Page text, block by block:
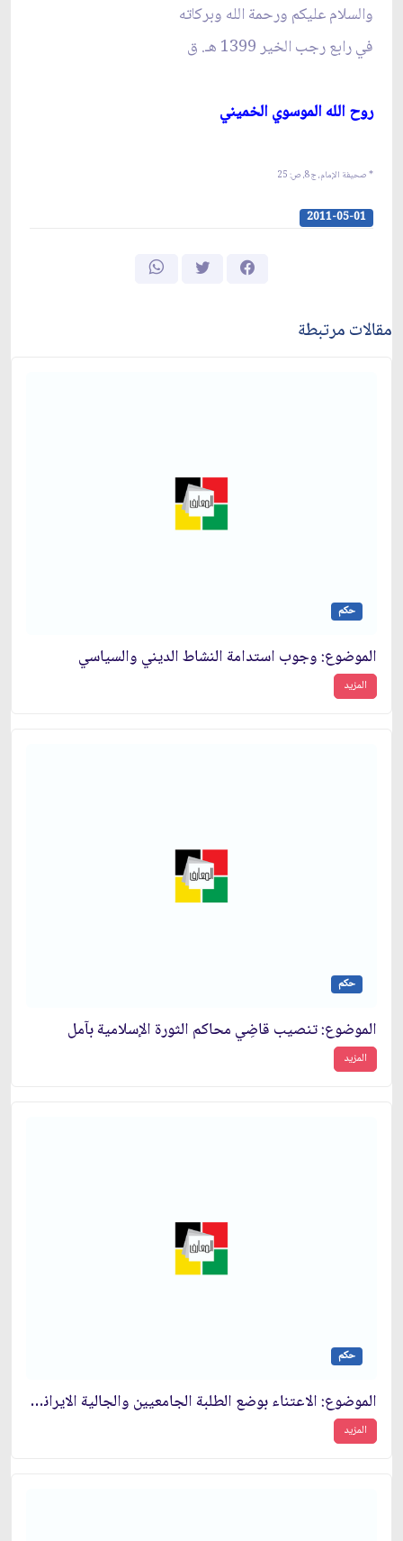
والسلام عليكم ورحمة الله وبركاته‏
في رابع رجب الخير 1399 هـ. ق‏
روح الله الموسوي الخميني‏
* صحيفة الإمام، ج‏8، ص: 25
2011-05-01
مقالات مرتبطة
حكم
الموضوع: وجوب استدامة النشاط الديني والسياسي‏
المزيد
حكم
الموضوع: تنصيب قاضِي محاكم الثورة الإسلامية بآمل‏
المزيد
حكم
الموضوع: الاعتناء بوضع الطلبة الجامعيين والجالية الايرانية في أوروبا
المزيد